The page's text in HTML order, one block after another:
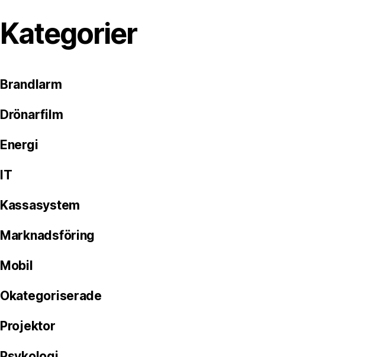
Kategorier
Brandlarm
Drönarfilm
Energi
IT
Kassasystem
Marknadsföring
Mobil
Okategoriserade
Projektor